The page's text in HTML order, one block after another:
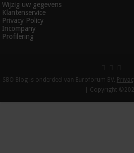
Wijzig uw gegevens
Klantenservice
Privacy Policy
Incompany
Profilering
SBO Blog is onderdeel van Euroforum BV.
| Copyright